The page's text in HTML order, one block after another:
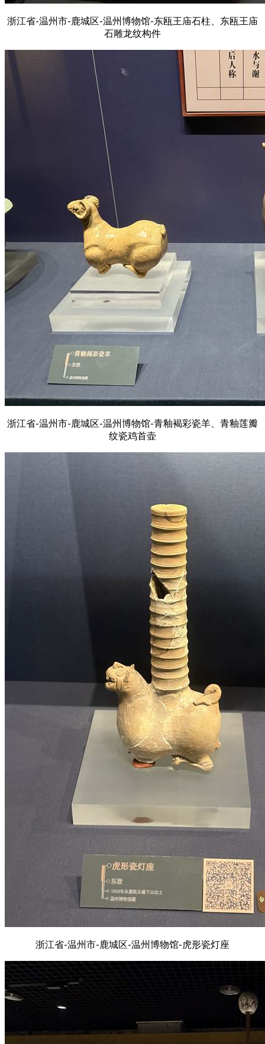
浙江省-温州市-鹿城区-温州博物馆-东瓯王庙石柱、东瓯王庙
石雕龙纹构件
浙江省-温州市-鹿城区-温州博物馆-青釉褐彩瓷羊、青釉莲瓣
纹瓷鸡首壶
浙江省-温州市-鹿城区-温州博物馆-虎形瓷灯座